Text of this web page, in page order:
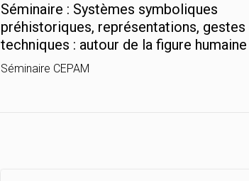
Séminaire : Systèmes symboliques
préhistoriques, représentations, gestes
techniques : autour de la figure humaine
Séminaire CEPAM